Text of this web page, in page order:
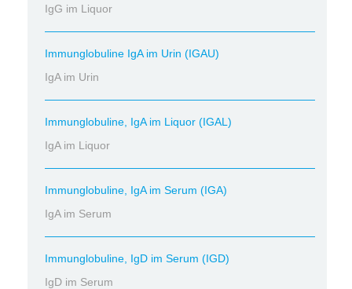
IgG im Liquor
Immunglobuline IgA im Urin (IGAU)
IgA im Urin
Immunglobuline, IgA im Liquor (IGAL)
IgA im Liquor
Immunglobuline, IgA im Serum (IGA)
IgA im Serum
Immunglobuline, IgD im Serum (IGD)
IgD im Serum